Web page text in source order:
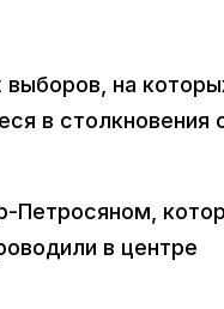
на
в столкновения
Петросяном,
в центре